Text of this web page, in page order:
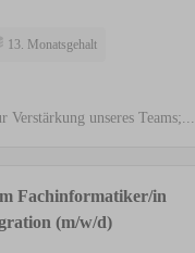
13. Monatsgehalt
Verstärkung unseres Teams;...
Fachinformatiker/in
(m/w/d)